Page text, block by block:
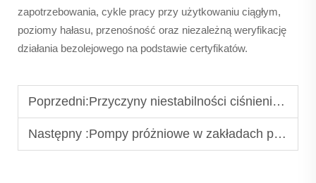
zapotrzebowania, cykle pracy przy użytkowaniu ciągłym,
poziomy hałasu, przenośność oraz niezależną weryfikację
działania bezolejowego na podstawie certyfikatów.
Poprzedni:Przyczyny niestabilności ciśnienia w śrubowych sprężarkach powietrza z olejowym wtryskiem
Następny :Pompy próżniowe w zakładach przetwórstwa chemicznego